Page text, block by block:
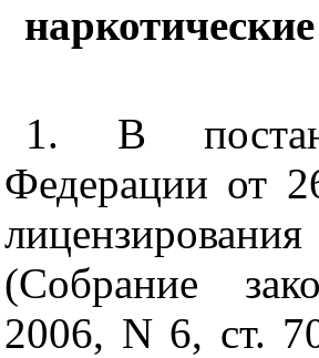
1. В
Федерации от
(Собрание
2006, N 6, ст.